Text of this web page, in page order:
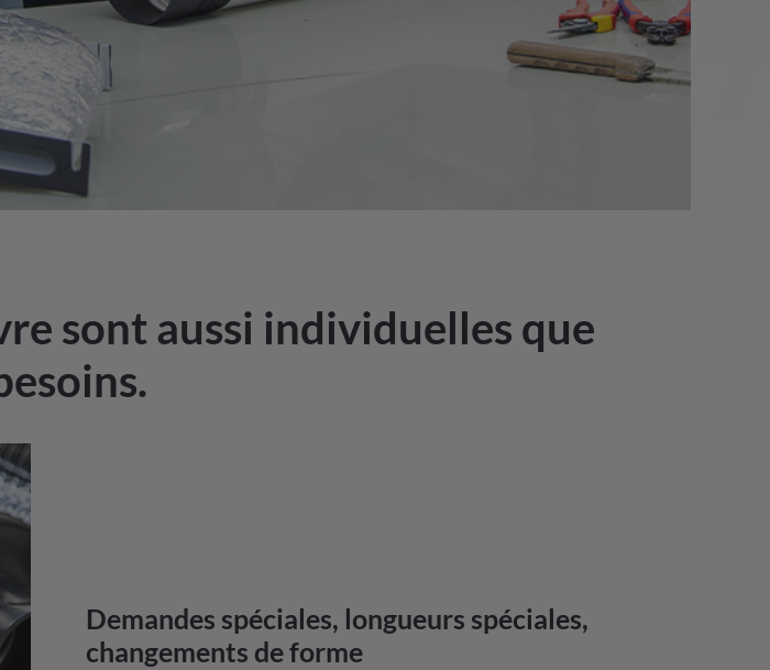
sont aussi individuelles que
Demandes spéciales, longueurs spéciales,
changements de forme